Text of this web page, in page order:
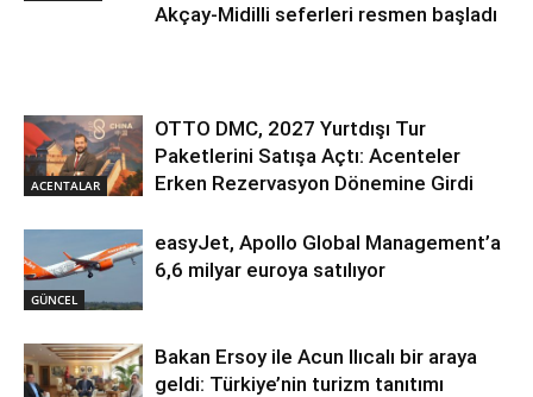
Akçay-Midilli seferleri resmen başladı
ACENTALAR
OTTO DMC, 2027 Yurtdışı Tur
Paketlerini Satışa Açtı: Acenteler
Erken Rezervasyon Dönemine Girdi
GÜNCEL
easyJet, Apollo Global Management’a
6,6 milyar euroya satılıyor
Bakan Ersoy ile Acun Ilıcalı bir araya
geldi: Türkiye’nin turizm tanıtımı